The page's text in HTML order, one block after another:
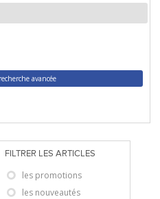
avancée
FILTRER LES ARTICLES
les promotions
les nouveautés